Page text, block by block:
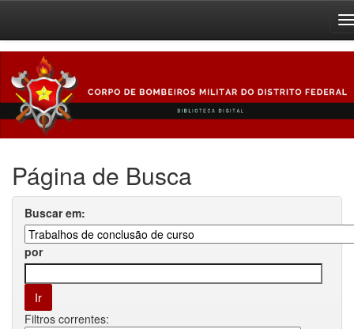
navigation
Página de Busca
Buscar em:
por
Filtros correntes: